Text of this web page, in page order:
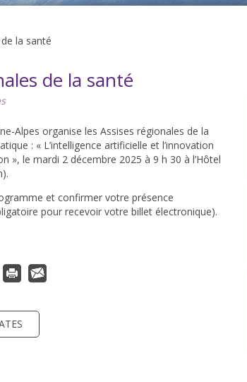
la santé
de la santé
Alpes organise les Assises régionales de la
: « L’intelligence artificielle et l’innovation
», le mardi 2 décembre 2025 à 9 h 30 à l’Hôtel
et confirmer votre présence
pour recevoir votre billet électronique).